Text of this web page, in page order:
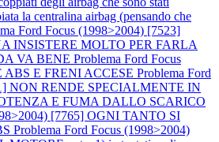
la centralina airbag (pensando che
Ford Focus (1998>2004) [7523]
INSISTERE MOLTO PER FARLA
VA BENE Problema Ford Focus
ABS E FRENI ACCESE Problema Ford
NON RENDE SPECIALMENTE IN
E FUMA DALLO SCARICO
[7765] OGNI TANTO SI
Problema Ford Focus (1998>2004)